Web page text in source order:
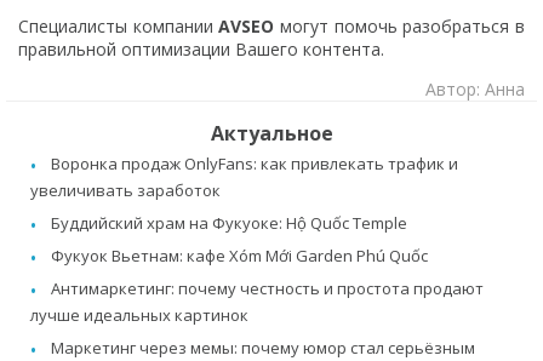
Специалисты компанииAVSEO могут помочь разобраться в
правильной оптимизации Вашего контента.
Автор: Анна
Актуальное
Воронка продаж OnlyFans: как привлекать трафик и
увеличивать заработок
Буддийский храм на Фукуоке: Hộ Quốc Temple
Фукуок Вьетнам: кафе Xóm Mới Garden Phú Quốc
Антимаркетинг: почему честность и простота продают
лучше идеальных картинок
Маркетинг через мемы: почему юмор стал серьёзным